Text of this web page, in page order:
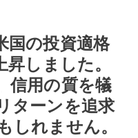
国の投資適格
昇しました。
信用の質を犠
ターンを追求
しれません。